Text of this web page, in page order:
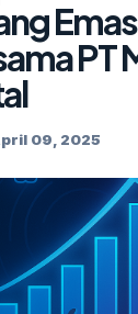
PT
09, 2025